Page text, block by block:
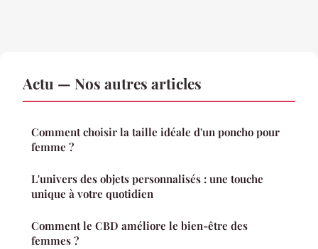
Actu — Nos autres articles
Comment choisir la taille idéale d'un poncho pour
femme ?
L'univers des objets personnalisés : une touche
unique à votre quotidien
Comment le CBD améliore le bien-être des
femmes ?